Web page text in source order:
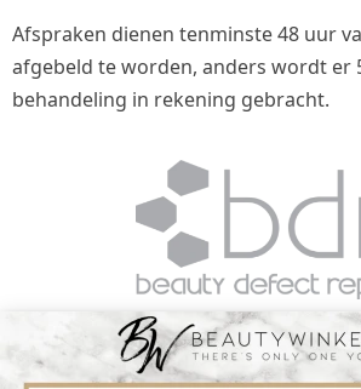
Afspraken dienen tenminste 48 uur
afgebeld te worden, anders wordt er
behandeling in rekening gebracht.